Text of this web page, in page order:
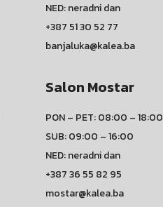
NED: neradni dan
+387 51 30 52 77
banjaluka@kalea.ba
Salon Mostar
PON – PET: 08:00 – 18:00
SUB: 09:00 – 16:00
NED: neradni dan
+387 36 55 82 95
mostar@kalea.ba